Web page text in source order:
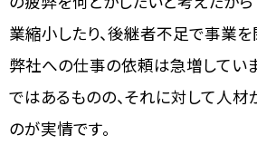
業縮小したり、後継者不足で事業を
弊社への仕事の依頼は急増してい
ではあるものの、それに対して人
のが実情です。